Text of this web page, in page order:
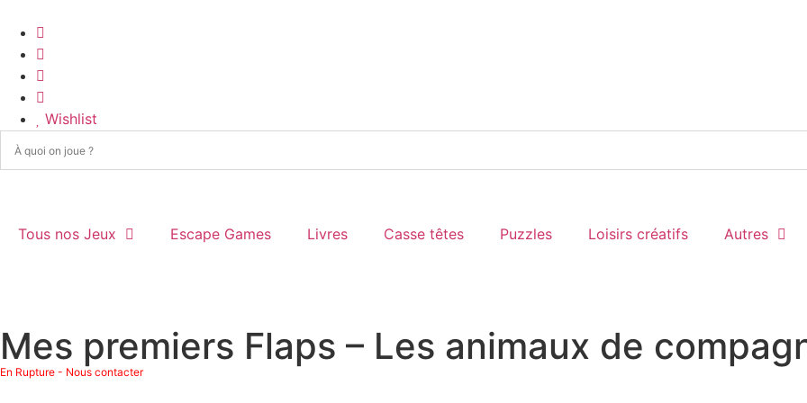
Wishlist
Tous nos Jeux Escape Games Livres Casse têtes Puzzles Loisirs créatifs Autres
Mes premiers Flaps – Les animaux de
En Rupture - Nous contacter